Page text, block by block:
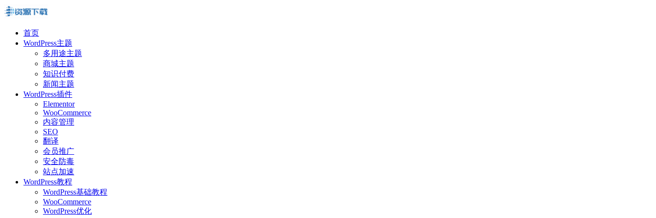
首页
WordPress主题
多用途主题
商城主题
知识付费
新闻主题
WordPress插件
Elementor
WooCommerce
内容管理
SEO
翻译
会员推广
安全防毒
站点加速
WordPress教程
WordPress基础教程
WooCommerce
WordPress优化